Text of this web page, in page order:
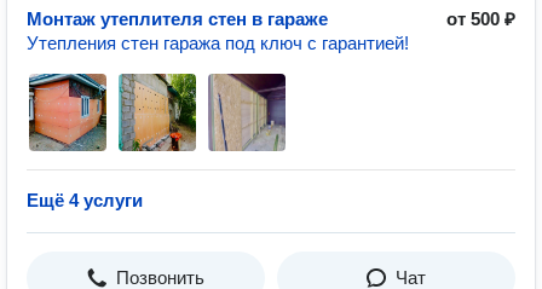
Монтаж утеплителя стен в гараже
от 500 ₽
Утепления стен гаража под ключ с гарантией!
Ещё 4 услуги
Позвонить Чат